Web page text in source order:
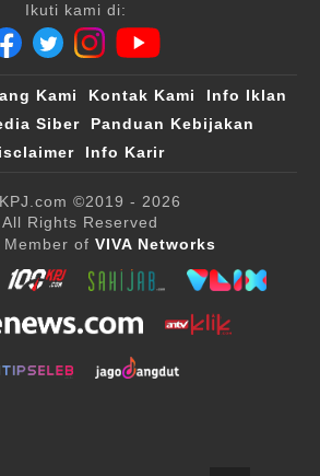
Ikuti kami di:
Kami Kontak Kami
Info Iklan
Siber
Panduan Kebijakan
Info Karir
©2019 - 2026
All Rights Reserved
Member of VIVA Networks